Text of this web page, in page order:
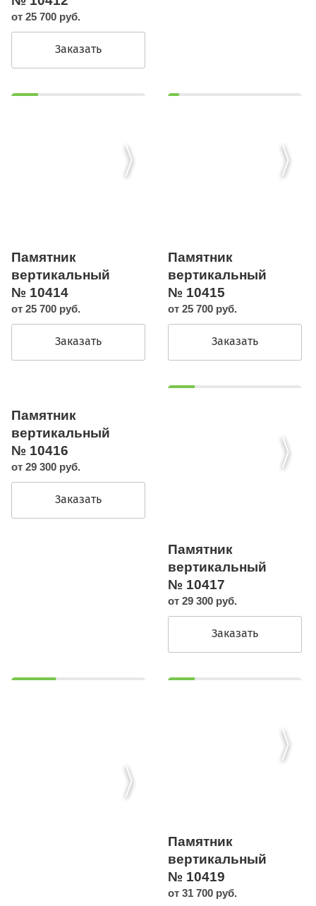
от 25 700 руб.
Заказать
Памятник
вертикальный
№ 10414
от 25 700 руб.
Заказать
Памятник
вертикальный
№ 10415
от 25 700 руб.
Заказать
Памятник
вертикальный
№ 10416
от 29 300 руб.
Заказать
Памятник
вертикальный
№ 10417
от 29 300 руб.
Заказать
Памятник
вертикальный
№ 10419
от 31 700 руб.